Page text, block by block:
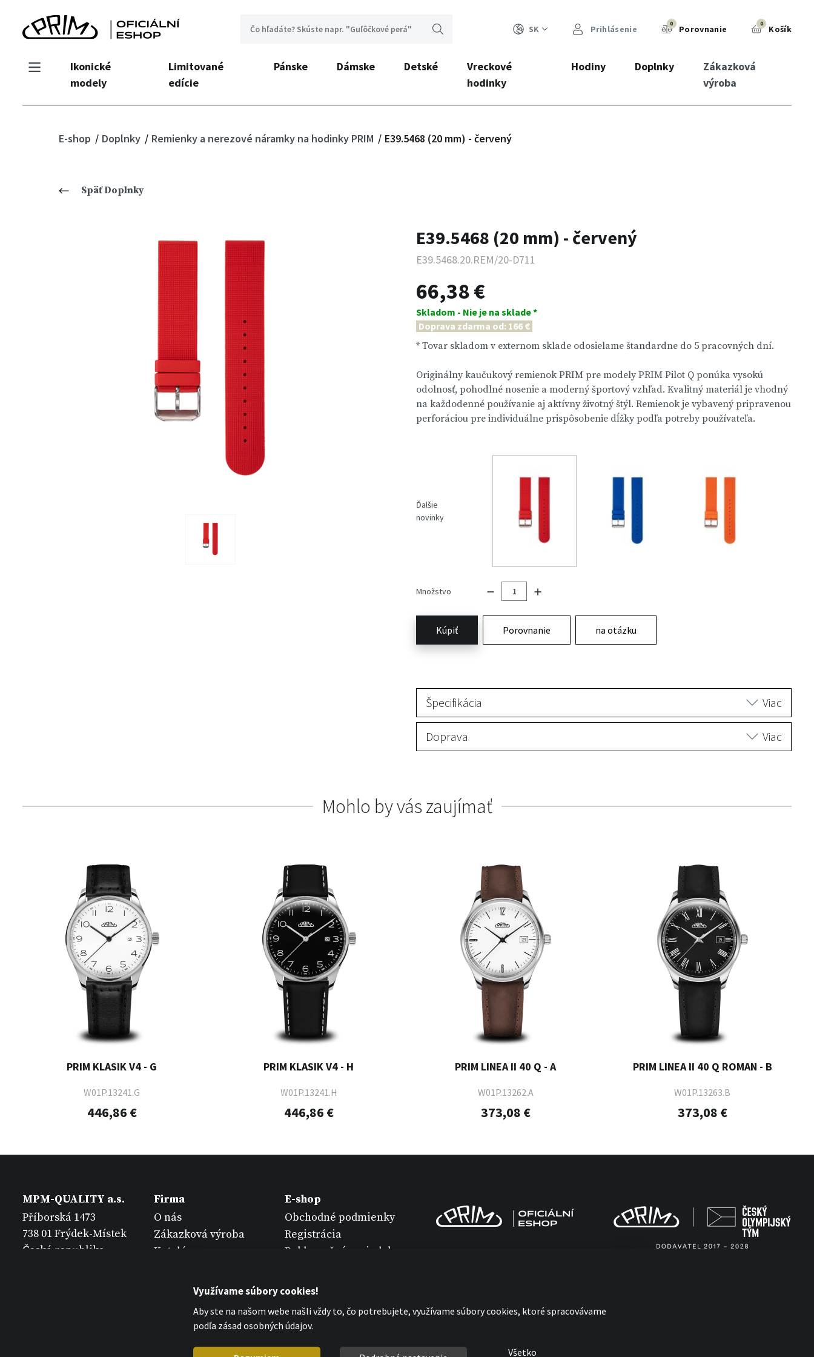
SK Prihlásenie 0 Porovnanie 0 Košík
Ikonické
modely
Limitované
edície
Pánske Dámske Detské
Vreckové
hodinky
Hodiny Doplnky
Zákazková
výroba
E-shop Doplnky Remienky a nerezové náramky na hodinky PRIM E39.5468 (20 mm) - červený
Späť Doplnky
E39.5468 (20 mm) - červený
E39.5468.20.REM/20-D711
66,38 €
Skladom - Nie je na sklade *
Doprava zdarma od: 166 €
* Tovar skladom v externom sklade odosielame štandardne do 5 pracovných dní.
Originálny kaučukový remienok PRIM pre modely PRIM Pilot Q ponúka vysokú
odolnosť, pohodlné nosenie a moderný športový vzhľad. Kvalitný materiál je vhodný
na každodenné používanie aj aktívny životný štýl. Remienok je vybavený pripravenou
perforáciou pre individuálne prispôsobenie dĺžky podľa potreby používateľa.
Ďalšie
novinky
Množstvo
Kúpiť Porovnanie na otázku
Špecifikácia Viac
Doprava Viac
Mohlo by vás zaujímať
PRIM KLASIK V4 - G
W01P.13241.G
446,86 €
PRIM KLASIK V4 - H
W01P.13241.H
446,86 €
PRIM LINEA II 40 Q - A
W01P.13262.A
373,08 €
PRIM LINEA II 40 Q ROMAN - B
W01P.13263.B
373,08 €
MPM-QUALITY a.s.
Příborská 1473
738 01 Frýdek-Místek
Česká republika
Firma
O nás
Zákazková výroba
Katalógy
E-shop
Obchodné podmienky
Registrácia
Reklamačný poriadok
Údržba hodiniek
údajov
Využívame súbory cookies!
Aby ste na našom webe našli vždy to, čo potrebujete, využívame súbory cookies, ktoré spracovávame
podľa zásad osobných údajov.
Všetko